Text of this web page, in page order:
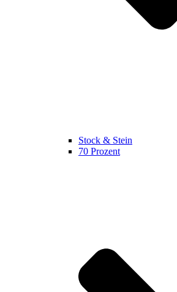
Stock & Stein
70 Prozent